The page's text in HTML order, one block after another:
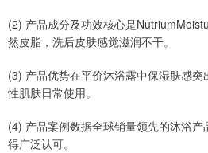
(2) 产品成分及功效核心是
然皮脂，洗后皮肤感觉滋润不干。
(3) 产品优势在平价沐浴露中保湿肤感
性肌肤日常使用。
(4) 产品案例数据全球销量领先的沐浴
得广泛认可。